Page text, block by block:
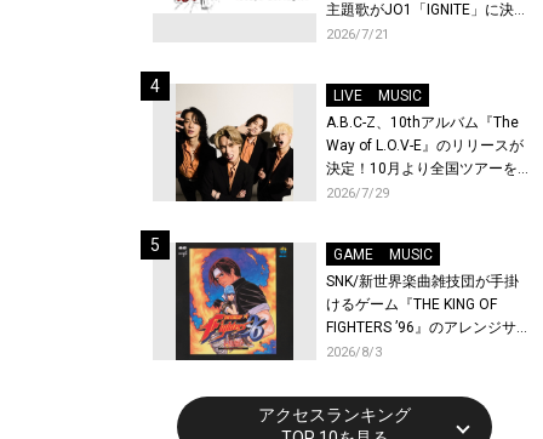
主題歌がJO1「IGNITE」に決
定！メンバー全員から喜びと
先行上映会を開催！
2026/7/21
LIVE
MUSIC
A.B.C-Z、10thアルバム『The
Way of L.O.V-E』のリリースが
決定！10月より全国ツアーを
開催！
2026/7/29
GAME
MUSIC
SNK/新世界楽曲雑技団が手掛
けるゲーム『THE KING OF
FIGHTERS ’96』のアレンジサ
ウンドトラックが配信開始！
2026/8/3
アクセスランキング